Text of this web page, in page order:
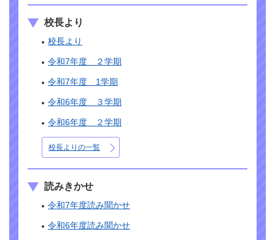
校長より
校長より
令和7年度 ２学期
令和7年度 1学期
令和6年度 ３学期
令和6年度 ２学期
校長よりの一覧
読みきかせ
令和7年度読み聞かせ
令和6年度読み聞かせ